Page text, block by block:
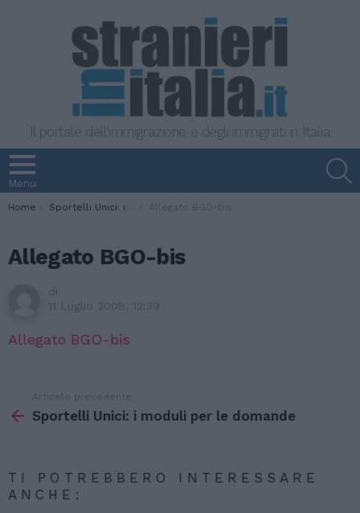
Il portale dell'immigrazione e degli immigrati in Italia
Menu
You are here:
Home Sportelli Unici: i moduli per le domande Allegato BGO-bis
Allegato BGO-bis
di
11 Luglio 2008, 12:39
Allegato BGO-bis
di
Articolo precedente
Sportelli Unici: i moduli per le domande
TI POTREBBERO INTERESSARE
ANCHE: